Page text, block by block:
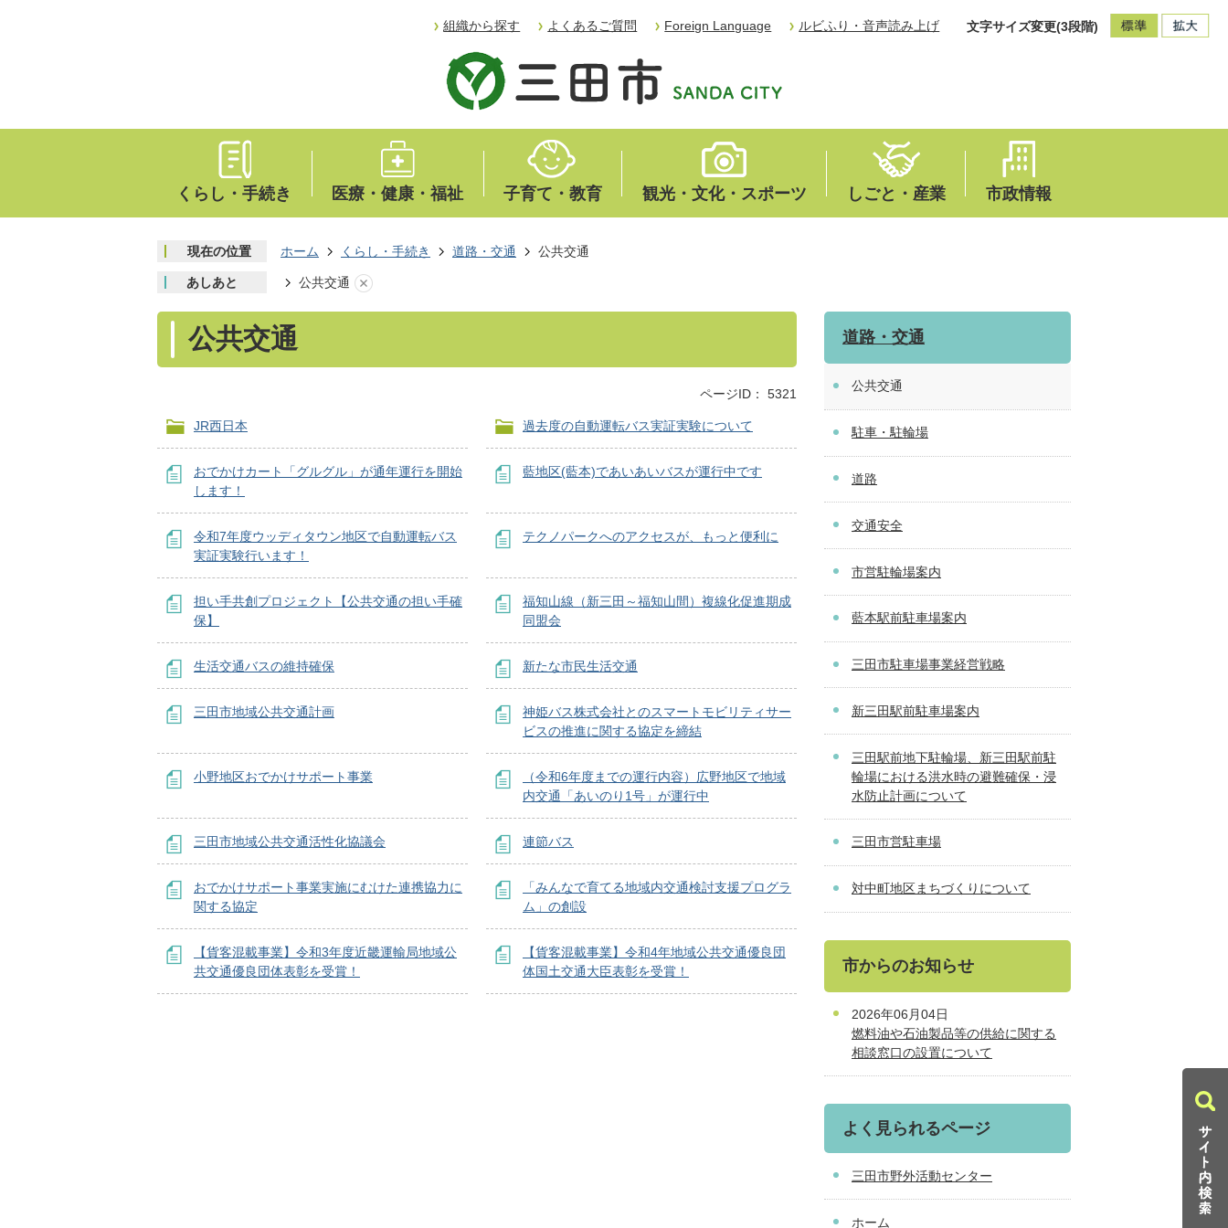
組織から探す よくあるご質問 Foreign Language ルビふり・音声読み上げ 文字サイズ変更(3段階)
くらし・手続き 医療・健康・福祉 子育て・教育 観光・文化・スポーツ しごと・産業 市政情報
現在の位置 ホーム くらし・手続き 道路・交通 公共交通
あしあと 公共交通
公共交通
ページID： 5321
JR西日本 過去度の自動運転バス実証実験について
おでかけカート「グルグル」が通年運行を開始
します！
藍地区(藍本)であいあいバスが運行中です
令和7年度ウッディタウン地区で自動運転バス
実証実験行います！
テクノパークへのアクセスが、もっと便利に
担い手共創プロジェクト【公共交通の担い手確
保】
福知山線（新三田～福知山間）複線化促進期成
同盟会
生活交通バスの維持確保 新たな市民生活交通
三田市地域公共交通計画
神姫バス株式会社とのスマートモビリティサー
ビスの推進に関する協定を締結
小野地区おでかけサポート事業
（令和6年度までの運行内容）広野地区で地域
内交通「あいのり1号」が運行中
三田市地域公共交通活性化協議会 連節バス
おでかけサポート事業実施にむけた連携協力に
関する協定
「みんなで育てる地域内交通検討支援プログラ
ム」の創設
【貨客混載事業】令和3年度近畿運輸局地域公
共交通優良団体表彰を受賞！
【貨客混載事業】令和4年地域公共交通優良団
体国土交通大臣表彰を受賞！
道路・交通
公共交通
駐車・駐輪場
道路
交通安全
市営駐輪場案内
藍本駅前駐車場案内
三田市駐車場事業経営戦略
新三田駅前駐車場案内
三田駅前地下駐輪場、新三田駅前駐
輪場における洪水時の避難確保・浸
水防止計画について
三田市営駐車場
対中町地区まちづくりについて
市からのお知らせ
2026年06月04日
燃料油や石油製品等の供給に関する
相談窓口の設置について
よく見られるページ
三田市野外活動センター
ホーム